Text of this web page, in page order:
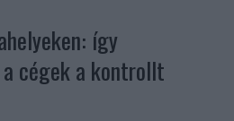
így
cégek a kontrollt